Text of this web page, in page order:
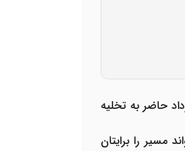
حاضر به تخلیه
مسیر را برایتان